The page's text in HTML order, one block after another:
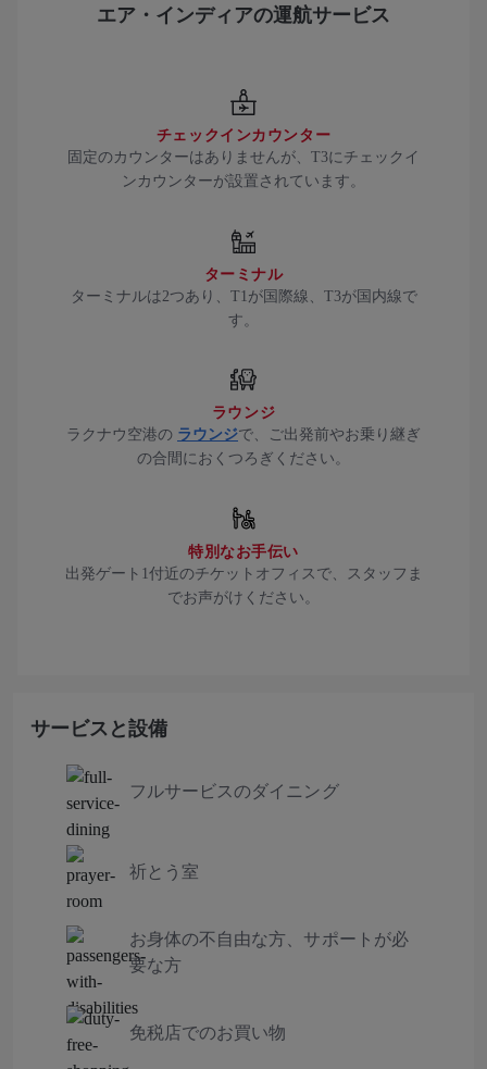
エア・インディアの運航サービス
チェックインカウンター
固定のカウンターはありませんが、T3にチェックイ
ンカウンターが設置されています。
ターミナル
ターミナルは2つあり、T1が国際線、T3が国内線で
す。
ラウンジ
ラクナウ空港の ラウンジで、ご出発前やお乗り継ぎ
の合間におくつろぎください。
特別なお手伝い
出発ゲート1付近のチケットオフィスで、スタッフま
でお声がけください。
サービスと設備
フルサービスのダイニング
祈とう室
お身体の不自由な方、サポートが必
要な方
免税店でのお買い物